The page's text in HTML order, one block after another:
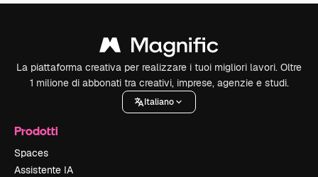
La piattaforma creativa per realizzare i tuoi migliori lavori. Oltre
1 milione di abbonati tra creativi, imprese, agenzie e studi.
Italiano
Prodotti
Spaces
Assistente IA